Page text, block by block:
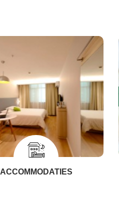
ACCOMMODATIES